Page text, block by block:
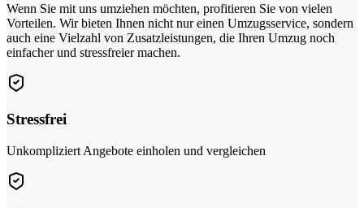
Wenn Sie mit uns umziehen möchten, profitieren Sie von vielen
Vorteilen. Wir bieten Ihnen nicht nur einen Umzugsservice, sondern
auch eine Vielzahl von Zusatzleistungen, die Ihren Umzug noch
einfacher und stressfreier machen.
Stressfrei
Unkompliziert Angebote einholen und vergleichen